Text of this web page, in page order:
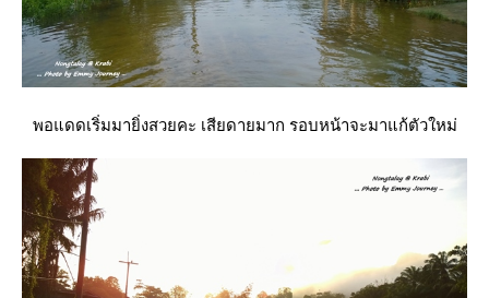
พอแดดเริ่มมายิ่งสวยคะ เสียดายมาก รอบหน้าจะมาแก้ตัวใหม่